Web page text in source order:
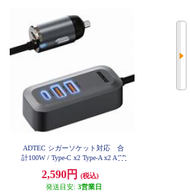
ADTEC シガーソケット対応 合
計100W / Type-C x2 Type-A x2 ACP
2,590円
(税込)
発送目安: 3営業日